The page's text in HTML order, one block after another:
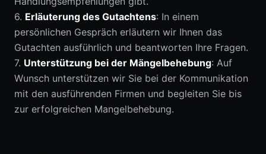
6. Erläuterung des Gutachtens: In einem
persönlichen Gespräch erläutern wir Ihnen das
Gutachten ausführlich und beantworten Ihre Fragen.
7. Unterstützung bei der Mängelbehebung: Auf
Wunsch unterstützen wir Sie bei der Kommunikation
mit den ausführenden Firmen und begleiten Sie bis
zur erfolgreichen Mangelbehebung.